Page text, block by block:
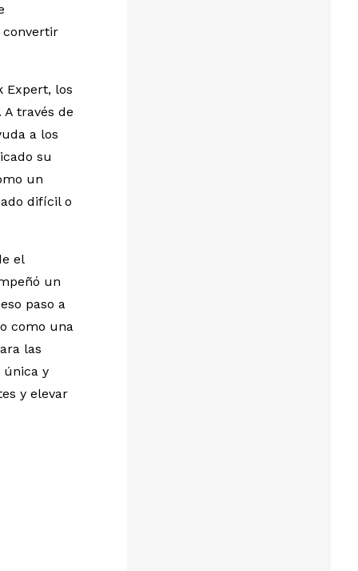
convertir
Expert, los
través de
a los
su
un
difícil o
el
un
paso a
como una
las
única y
y elevar